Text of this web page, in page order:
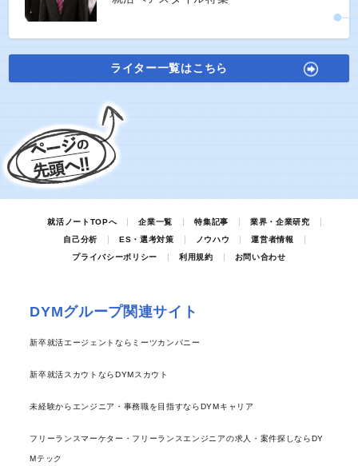
ライター一覧はこちら
就活ノートTOPへ 企業一覧 特集記事
業界・企業研究
自己分析
ES・選考対策 ノウハウ
運営者情報
プライバシーポリシー
利用規約 お問い合わせ
DYMグループ関連サイト
新卒就活エージェントならミーツカンパニー
新卒就活スカウトならDYMスカウト
未経験からエンジニア・事務職を目指すならDYMキャリア
フリーランスマーケター・フリーランスエンジニアの求人・案件探しならDY
Mテック